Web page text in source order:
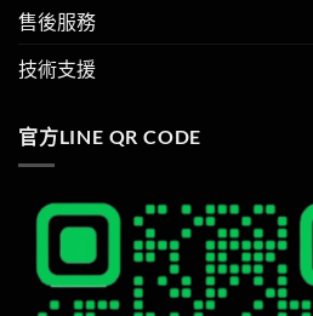
售後服務
技術支援
官方LINE QR CODE